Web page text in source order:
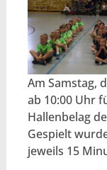
Am Samstag,
ab 10:00 Uhr
Hallenbelag
Gespielt
jeweils 15